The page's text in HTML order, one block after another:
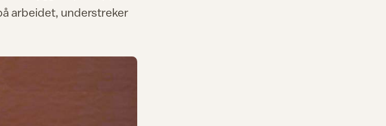
arbeidet, understreker